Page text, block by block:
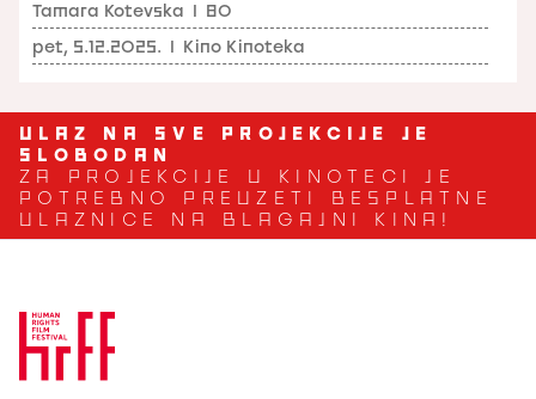
Tamara Kotevska I 80
pet, 5.12.2025. I Kino Kinoteka
ULAZ NA SVE PROJEKCIJE JE
SLOBODAN
ZA PROJEKCIJE U KINOTECI JE
POTREBNO PREUZETI BESPLATNE
ULAZNICE NA BLAGAJNI KINA!